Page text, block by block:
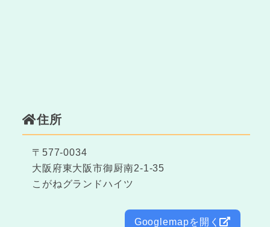
住所
〒577-0034
大阪府東大阪市御厨南2-1-35
こがねグランドハイツ
Googlemapを開く